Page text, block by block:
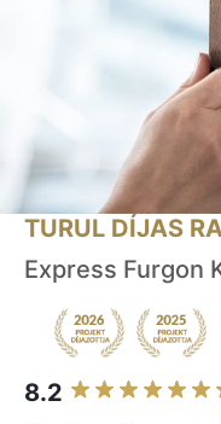
TURUL DÍJAS
Express Furgon
8.2